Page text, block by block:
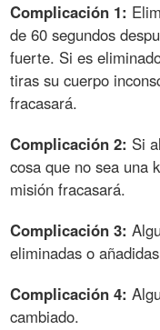
Complicación 1:
de 60 segundos
fuerte. Si es
tiras su cuerpo
fracasará.
Complicación 2: Si
cosa que no sea una
misión fracasará.
Complicación 3:
eliminadas o
Complicación 4:
cambiado.